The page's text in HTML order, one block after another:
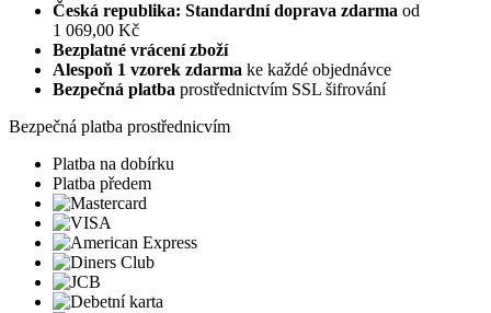
Česká republika: Standardní doprava zdarma od
1 069,00 Kč
Bezplatné vrácení zboží
Alespoň 1 vzorek zdarma ke každé objednávce
Bezpečná platba prostřednictvím SSL šifrování
Bezpečná platba prostřednicvím
Platba na dobírku
Platba předem